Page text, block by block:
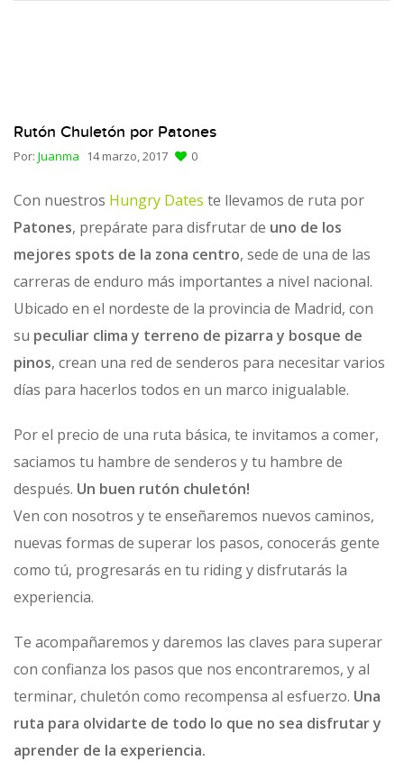
Rutón Chuletón por Patones
Por: Juanma 14 marzo, 2017 0
Con nuestros Hungry Dates te llevamos de ruta por
Patones, prepárate para disfrutar de uno de los
mejores spots de la zona centro, sede de una de las
carreras de enduro más importantes a nivel nacional.
Ubicado en el nordeste de la provincia de Madrid, con
su peculiar clima y terreno de pizarra y bosque de
pinos, crean una red de senderos para necesitar varios
días para hacerlos todos en un marco inigualable.
Por el precio de una ruta básica, te invitamos a comer,
saciamos tu hambre de senderos y tu hambre de
después. Un buen rutón chuletón!
Ven con nosotros y te enseñaremos nuevos caminos,
nuevas formas de superar los pasos, conocerás gente
como tú, progresarás en tu riding y disfrutarás la
experiencia.
Te acompañaremos y daremos las claves para superar
con confianza los pasos que nos encontraremos, y al
terminar, chuletón como recompensa al esfuerzo. Una
ruta para olvidarte de todo lo que no sea disfrutar y
aprender de la experiencia.